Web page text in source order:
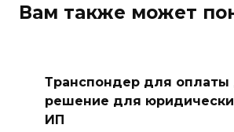
Вам также может
Транспондер для оплаты
решение для
ИП